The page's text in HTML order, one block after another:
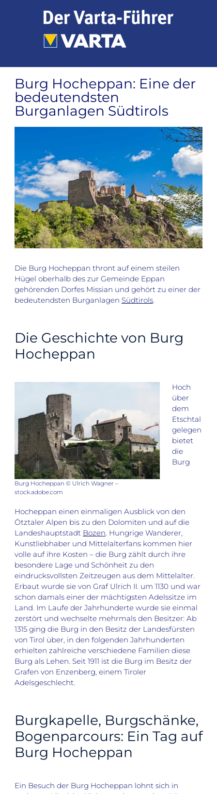
Burg Hocheppan: Eine der
bedeutendsten
Burganlagen Südtirols
Die Burg Hocheppan thront auf einem steilen
Hügel oberhalb des zur Gemeinde Eppan
gehörenden Dorfes Missian und gehört zu einer der
bedeutendsten Burganlagen Südtirols.
Die Geschichte von Burg
Hocheppan
Burg Hocheppan © Ulrich Wagner –
stock.adobe.com
Hoch
über
dem
Etschtal
gelegen
bietet
die
Burg
Hocheppan einen einmaligen Ausblick von den
Ötztaler Alpen bis zu den Dolomiten und auf die
Landeshauptstadt Bozen. Hungrige Wanderer,
Kunstliebhaber und Mittelalterfans kommen hier
volle auf ihre Kosten – die Burg zählt durch ihre
besondere Lage und Schönheit zu den
eindrucksvollsten Zeitzeugen aus dem Mittelalter.
Erbaut wurde sie von Graf Ulrich II. um 1130 und war
schon damals einer der mächtigsten Adelssitze im
Land. Im Laufe der Jahrhunderte wurde sie einmal
zerstört und wechselte mehrmals den Besitzer: Ab
1315 ging die Burg in den Besitz der Landesfürsten
von Tirol über, in den folgenden Jahrhunderten
erhielten zahlreiche verschiedene Familien diese
Burg als Lehen. Seit 1911 ist die Burg im Besitz der
Grafen von Enzenberg, einem Tiroler
Adelsgeschlecht.
Burgkapelle, Burgschänke,
Bogenparcours: Ein Tag auf
Burg Hocheppan
Ein Besuch der Burg Hocheppan lohnt sich in